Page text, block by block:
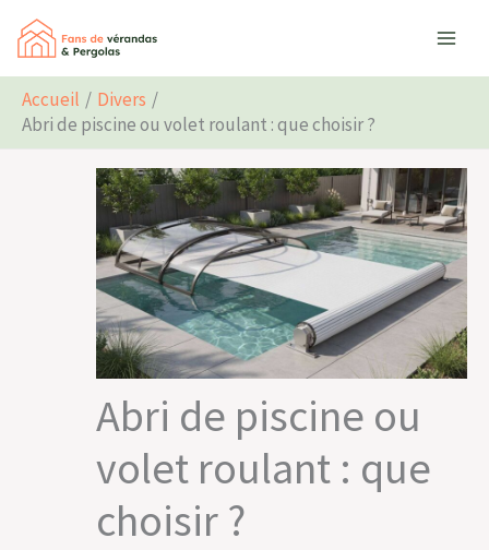
Aller
contenu
Accueil
Divers
Abri de piscine ou volet roulant : que choisir ?
Abri de piscine ou
volet roulant : que
choisir ?
Rechercher